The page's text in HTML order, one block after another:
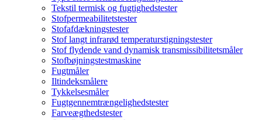
Tekstil termisk og fugtighedstester
Stofpermeabilitetstester
Stofafdækningstester
Stof langt infrarød temperaturstigningstester
Stof flydende vand dynamisk transmissibilitetsmåler
Stofbøjningstestmaskine
Fugtmåler
Iltindeksmålere
Tykkelsesmåler
Fugtgennemtrængelighedstester
Farveægthedstester